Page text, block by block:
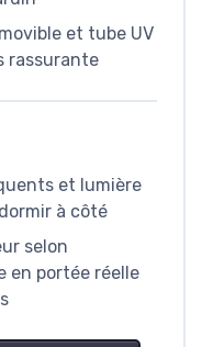
et tube UV
rassurante
et lumière
à côté
selon
en portée réelle